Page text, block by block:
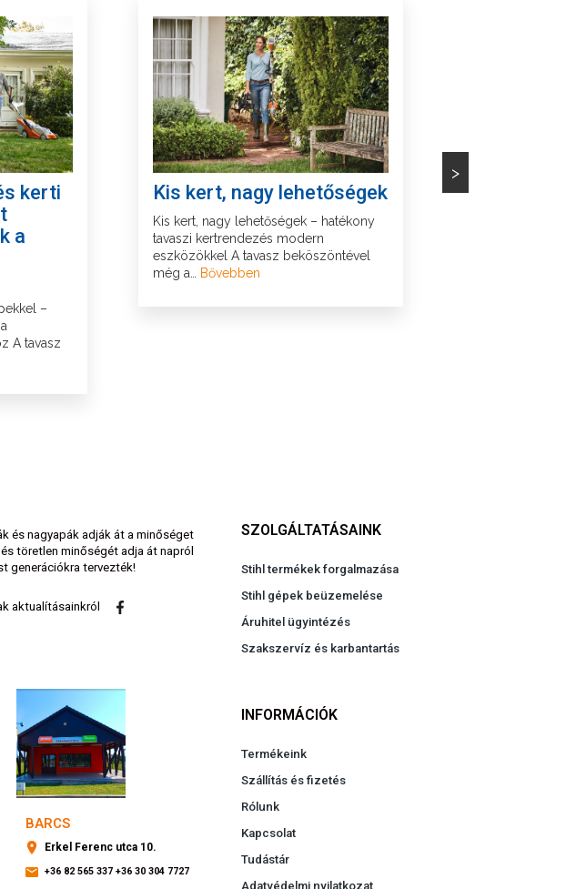
kerti
a
–
A tavasz
Kis kert, nagy lehetőségek
Kis kert, nagy lehetőségek – hatékony
tavaszi kertrendezés modern
eszközökkel A tavasz beköszöntével
még a… Bővebben
Benzines
>
és nagyapák adják át a minőséget
töretlen minőségét adja át napról
generációkra tervezték!
aktualításainkról
SZOLGÁLTATÁSAINK
Stihl termékek forgalmazása
Stihl gépek beüzemelése
Áruhitel ügyintézés
Szakszervíz és karbantartás
BARCS
Erkel Ferenc utca 10.
+36 82 565 337 +36 30 304 7727
INFORMÁCIÓK
Termékeink
Szállítás és fizetés
Rólunk
Kapcsolat
Tudástár
Adatvédelmi nyilatkozat